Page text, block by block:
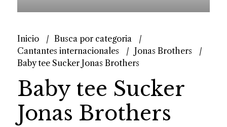
Inicio
Busca por categoria
Cantantes internacionales
Jonas Brothers
Baby tee Sucker Jonas Brothers
Baby tee Sucker
Jonas Brothers